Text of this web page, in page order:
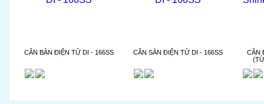
CÂN BÀN ĐIỆN TỬ DI - 166SS CÂN SÀN ĐIỆN TỬ DI - 166SS
CÂN